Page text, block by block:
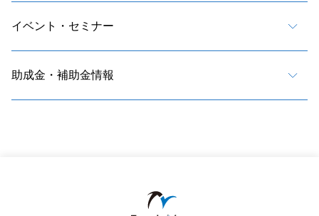
イベント・セミナー
助成金・補助金情報